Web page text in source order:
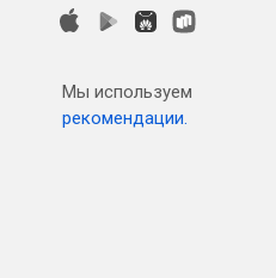
Мы используем
рекомендации.